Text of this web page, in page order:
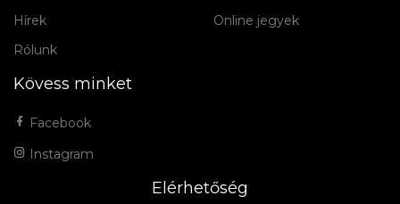
Hírek
Rólunk
Online jegyek
Kövess minket
Facebook
Instagram
Elérhetőség